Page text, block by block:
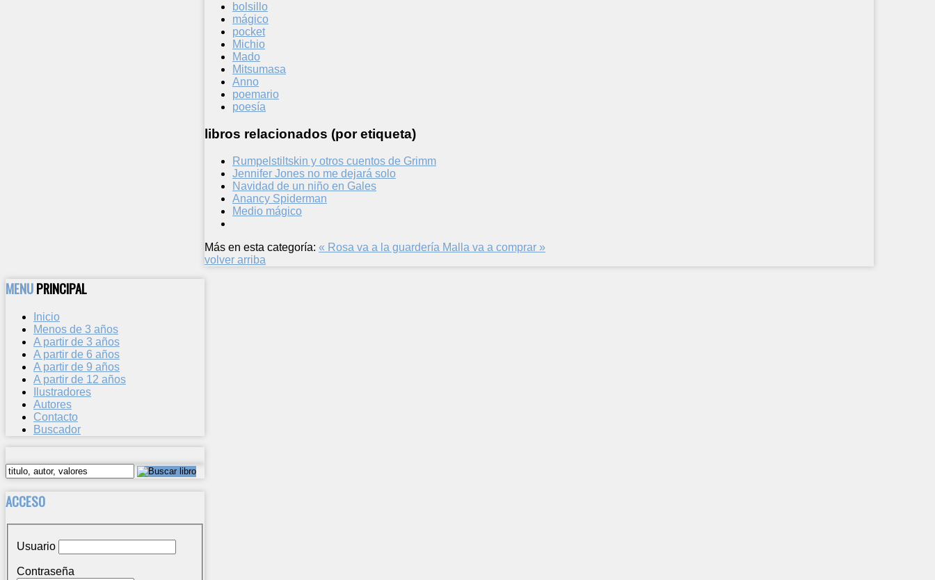
bolsillo
mágico
pocket
Michio
Mado
Mitsumasa
Anno
poemario
poesía
libros relacionados (por etiqueta)
Rumpelstiltskin y otros cuentos de Grimm
Jennifer Jones no me dejará solo
Navidad de un niño en Gales
Anancy Spiderman
Medio mágico
Más en esta categoría: « Rosa va a la guardería Malla va a comprar »
volver arriba
MENUPRINCIPAL
Inicio
Menos de 3 años
A partir de 3 años
A partir de 6 años
A partir de 9 años
A partir de 12 años
Ilustradores
Autores
Contacto
Buscador
ACCESO
Usuario
Contraseña